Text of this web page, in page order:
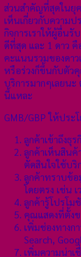
ส่วนสำคัญที่สุดในยุ
เห็นเกี่ยวกับความ
กิจการเราให้ผู้อื่นรั
ดีที่สุด และ 1 ดาว
คะแนนรวมของดา
หรือร่วงก็ขึ้นกับตัว
บริการมากๆเลยนะ
นี้แหละ
GMB/GBP ให้ปร
ลูกค้าเข้าถึงธุ
ลูกค้าเห็นสินค้
ตัดสินใจใช้บริ
ลูกค้าทราบข้อ
โดยตรง เช่น
ลูกค้ารู้โปรโม
คุณแสดงที่ตั้ง
เพิ่มช่องทางก
Search,
เพิ่มความน่าเ